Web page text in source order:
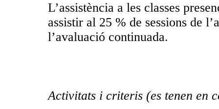
L’assistència a les classes
assistir al 25 % de sessions de
l’avaluació continuada.
Activitats i criteris (es tenen en